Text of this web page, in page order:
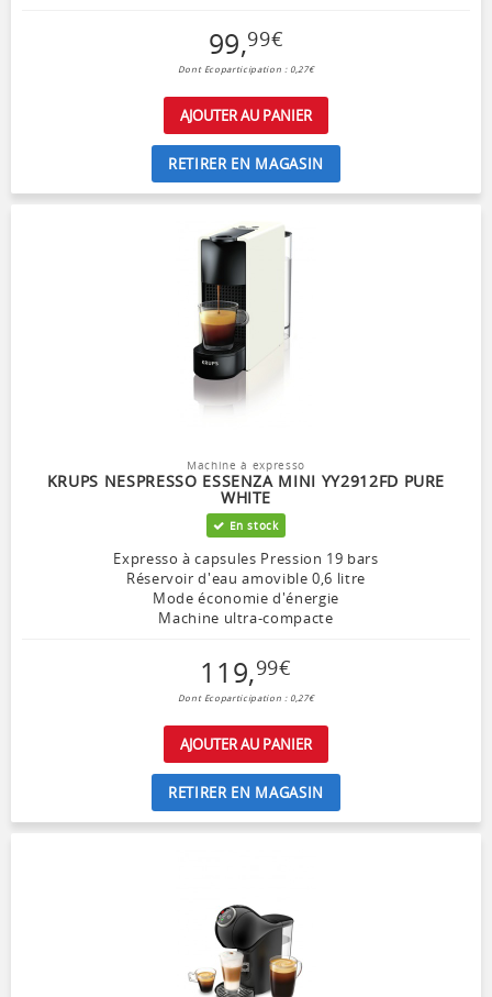
99,99€
Dont Ecoparticipation : 0,27€
AJOUTER AU PANIER
RETIRER EN MAGASIN
Machine à expresso
KRUPS NESPRESSO ESSENZA MINI YY2912FD PURE
WHITE
En stock
Expresso à capsules Pression 19 bars
Réservoir d'eau amovible 0,6 litre
Mode économie d'énergie
Machine ultra-compacte
119,99€
Dont Ecoparticipation : 0,27€
AJOUTER AU PANIER
RETIRER EN MAGASIN